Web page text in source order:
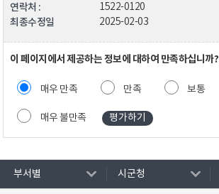
연락처 : 1522-0120
최종수정일 2025-02-03
이 페이지에서 제공하는 정보에 대하여 만족하십니까?
매우 만족 만족 보통
매우 불만족
부서별 시군청